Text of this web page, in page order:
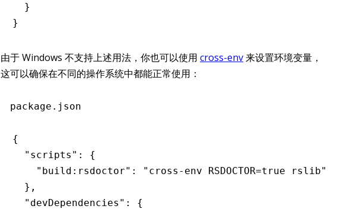
  }
}
由于 Windows 不支持上述用法，你也可以使用 cross-env来设置环境变量，
这可以确保在不同的操作系统中都能正常使用：
package.json
{
  "scripts"
:
{
    "build:rsdoctor"
:
"cross-env RSDOCTOR=true rslib"
  }
,
  "devDependencies"
:
{